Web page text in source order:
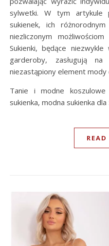
sylwetki. W tym artykule
sukienek, ich
niezliczonym
Sukienki, będące
garderoby, zasługują
niezastąpiony element mody
Tanie i modne
sukienka, modna sukienka
READ